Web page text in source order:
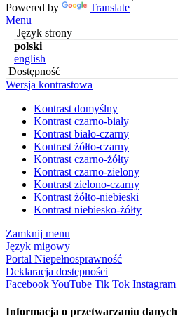
Powered by
Translate
Menu
Język strony
polski
english
Dostępność
Wersja kontrastowa
Kontrast domyślny
Kontrast czarno-biały
Kontrast biało-czarny
Kontrast żółto-czarny
Kontrast czarno-żółty
Kontrast czarno-zielony
Kontrast zielono-czarny
Kontrast żółto-niebieski
Kontrast niebiesko-żółty
Zamknij menu
Język migowy
Portal Niepełnosprawność
Deklaracja dostępności
FacebookYouTube Tik Tok Instagram
Informacja o przetwarzaniu danych